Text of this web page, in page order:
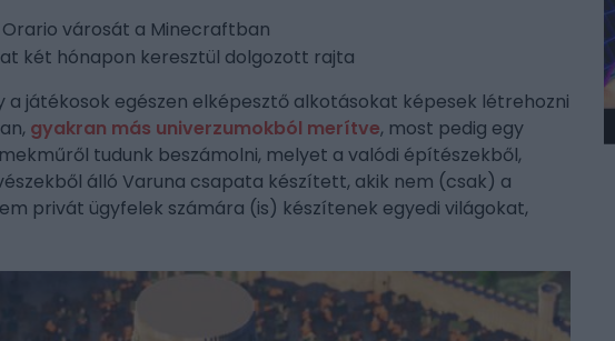
városát a Minecraftban
két hónapon keresztül dolgozott rajta
a játékosok egészen elképesztő alkotásokat képesek létrehozni
gyakran más univerzumokból merítve, most pedig egy
tudunk beszámolni, melyet a valódi építészekből,
álló Varuna csapata készített, akik nem (csak) a
privát ügyfelek számára (is) készítenek egyedi világokat,